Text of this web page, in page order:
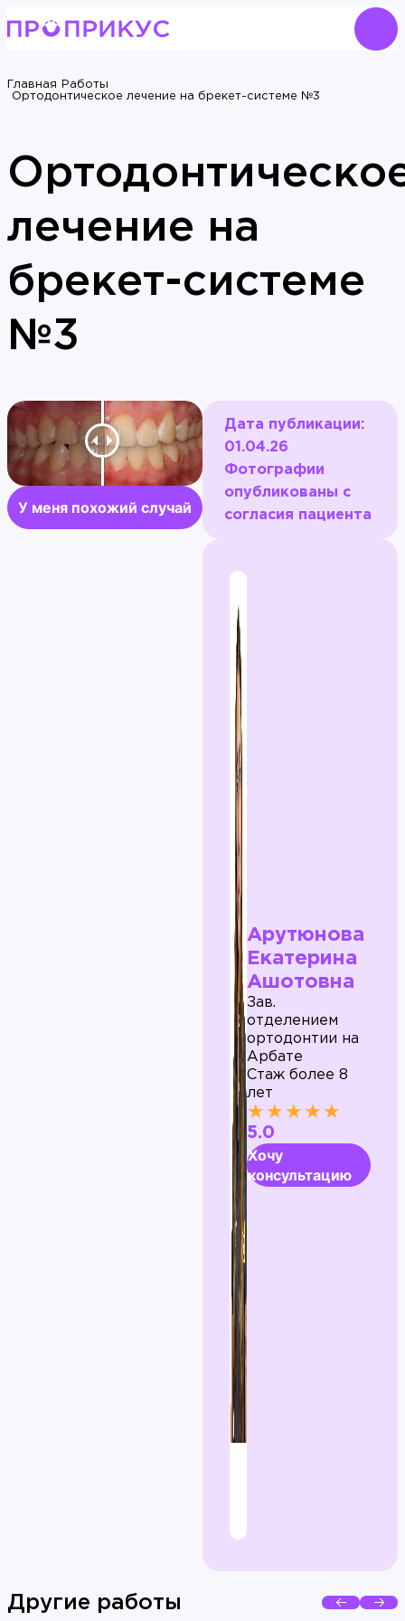
Главная
Работы
Ортодонтическое лечение на брекет-системе №3
лечение на
брекет-системе
№3
У меня похожий случай
Дата публикации:
01.04.26
Фотографии
опубликованы с
согласия пациента
Арутюнова
Екатерина
Ашотовна
Зав.
отделением
ортодонтии на
Арбате
Стаж более 8
лет
★★★★★
5.0
Хочу
консультацию
Другие работы